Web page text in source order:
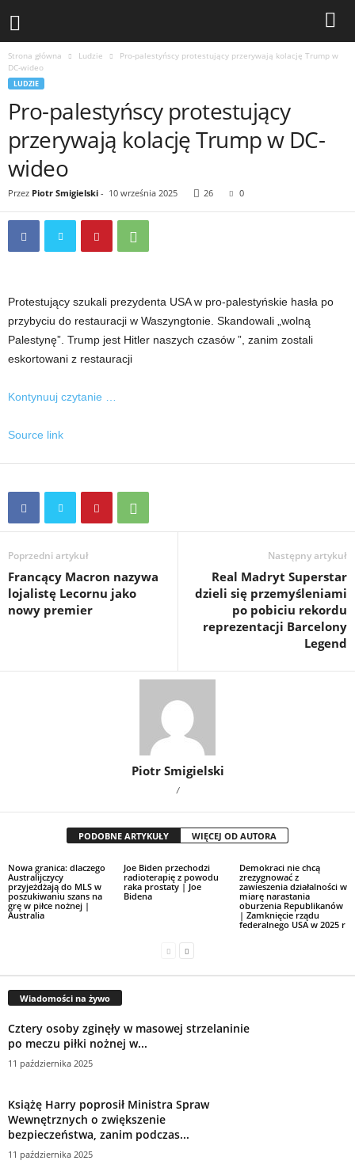
Strona główna Ludzie
Pro-palestyńscy protestujący przerywają kolację Trump w
DC-wideo
LUDZIE
Pro-palestyńscy protestujący
przerywają kolację Trump w DC-
wideo
Przez Piotr Smigielski - 10 września 2025 26 0
Protestujący szukali prezydenta USA w pro-palestyńskie hasła po
przybyciu do restauracji w Waszyngtonie. Skandowali „wolną
Palestynę”. Trump jest Hitler naszych czasów ”, zanim zostali
eskortowani z restauracji
Kontynuuj czytanie …
Source link
Poprzedni artykuł
Francący Macron nazywa
lojalistę Lecornu jako
nowy premier
Następny artykuł
Real Madryt Superstar
dzieli się przemyśleniami
po pobiciu rekordu
reprezentacji Barcelony
Legend
Piotr Smigielski
/
PODOBNE ARTYKUŁY WIĘCEJ OD AUTORA
Nowa granica: dlaczego
Australijczycy
przyjeżdżają do MLS w
poszukiwaniu szans na
grę w piłce nożnej |
Australia
Joe Biden przechodzi
radioterapię z powodu
raka prostaty | Joe
Bidena
Demokraci nie chcą
zrezygnować z
zawieszenia działalności w
miarę narastania
oburzenia Republikanów
| Zamknięcie rządu
federalnego USA w 2025 r
Wiadomości na żywo
Cztery osoby zginęły w masowej strzelaninie
po meczu piłki nożnej w...
11 października 2025
Książę Harry poprosił Ministra Spraw
Wewnętrznych o zwiększenie
bezpieczeństwa, zanim podczas...
11 października 2025